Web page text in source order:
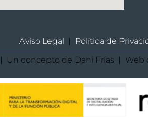
Aviso Legal Política de
| Un concepto de Dani Frías | Web